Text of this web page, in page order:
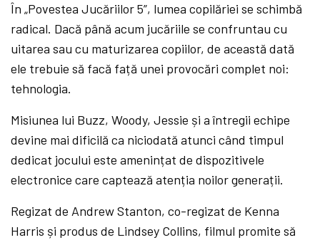
În „Povestea Jucăriilor 5”, lumea copilăriei se schimbă
radical. Dacă până acum jucăriile se confruntau cu
uitarea sau cu maturizarea copiilor, de această dată
ele trebuie să facă față unei provocări complet noi:
tehnologia.
Misiunea lui Buzz, Woody, Jessie și a întregii echipe
devine mai dificilă ca niciodată atunci când timpul
dedicat jocului este amenințat de dispozitivele
electronice care captează atenția noilor generații.
Regizat de Andrew Stanton, co-regizat de Kenna
Harris și produs de Lindsey Collins, filmul promite să